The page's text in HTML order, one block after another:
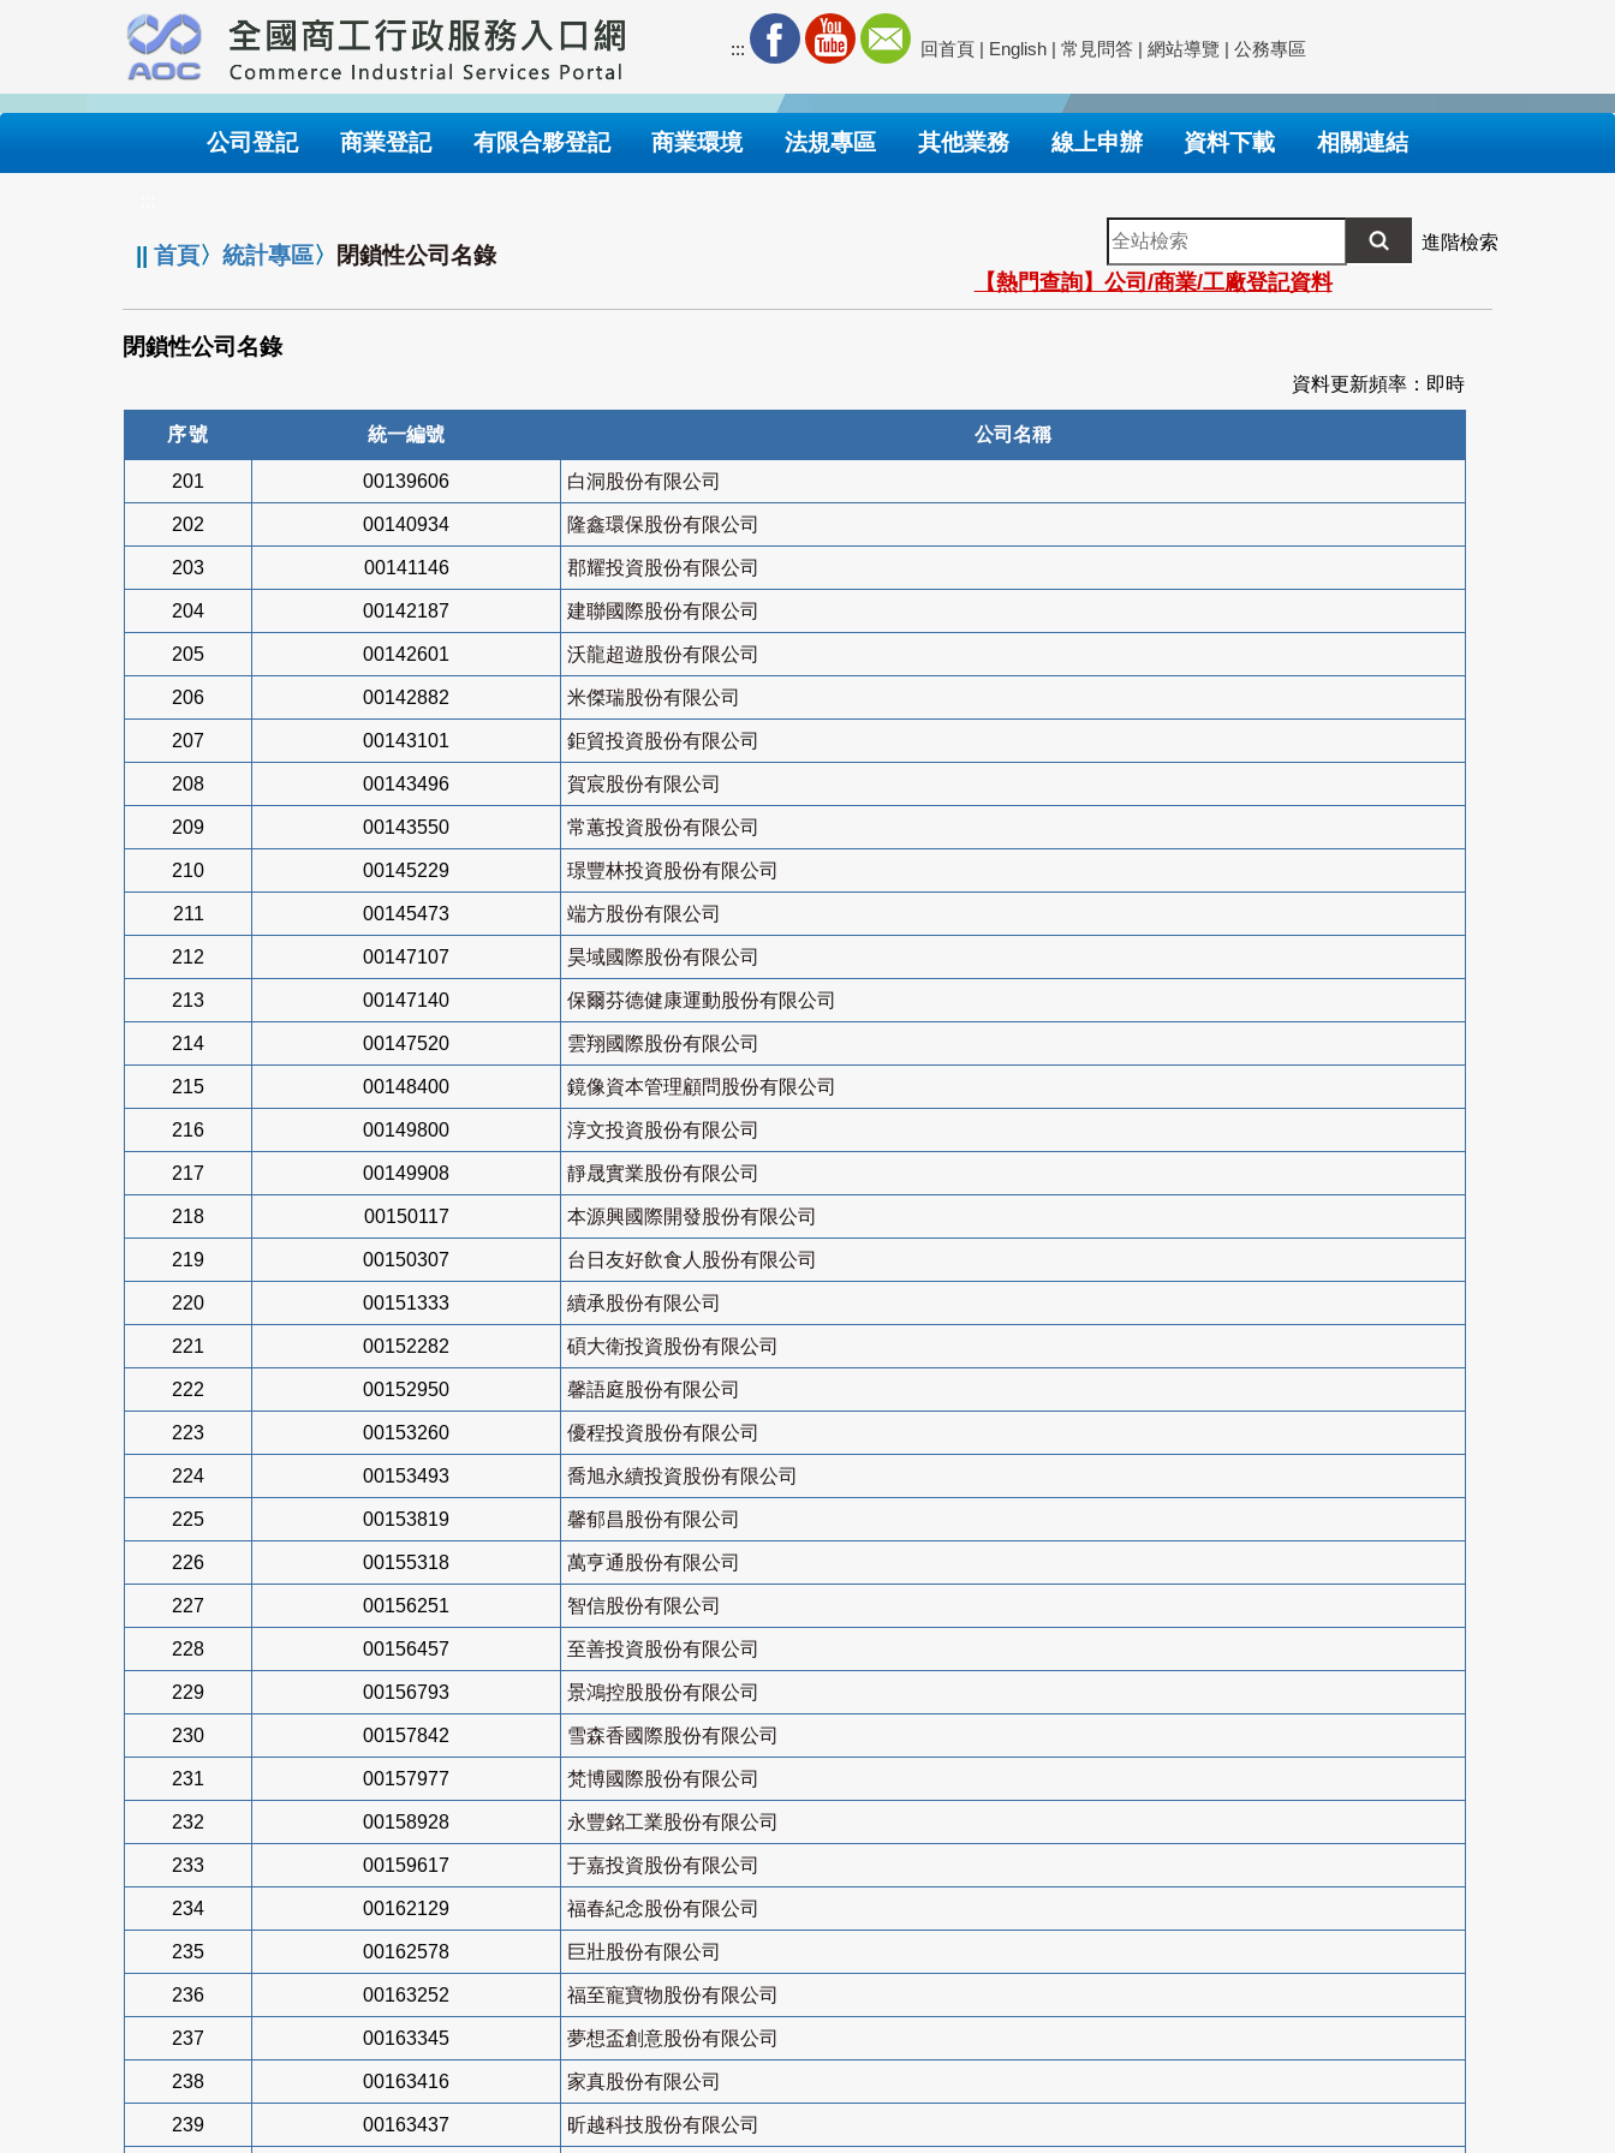
要
內
::: 回首頁 | English | 常見問答 | 網站導覽 | 公務專區
公司登記 商業登記 有限合夥登記 商業環境 法規專區 其他業務 線上申辦 資料下載 相關連結
||首頁〉統計專區〉 閉鎖性公司名錄
全
站
檢
索
進階檢索
【熱門查詢】公司/商業/工廠登記資料
閉鎖性公司名錄
資料更新頻率：即時
序號 統一編號 公司名稱
201 00139606 白洞股份有限公司
202 00140934 隆鑫環保股份有限公司
203 00141146 郡耀投資股份有限公司
204 00142187 建聯國際股份有限公司
205 00142601 沃龍超遊股份有限公司
206 00142882 米傑瑞股份有限公司
207 00143101 鉅貿投資股份有限公司
208 00143496 賀宸股份有限公司
209 00143550 常蕙投資股份有限公司
210 00145229 璟豐林投資股份有限公司
211 00145473 端方股份有限公司
212 00147107 昊域國際股份有限公司
213 00147140 保爾芬德健康運動股份有限公司
214 00147520 雲翔國際股份有限公司
215 00148400 鏡像資本管理顧問股份有限公司
216 00149800 淳文投資股份有限公司
217 00149908 靜晟實業股份有限公司
218 00150117 本源興國際開發股份有限公司
219 00150307 台日友好飲食人股份有限公司
220 00151333 續承股份有限公司
221 00152282 碩大衛投資股份有限公司
222 00152950 馨語庭股份有限公司
223 00153260 優程投資股份有限公司
224 00153493 喬旭永續投資股份有限公司
225 00153819 馨郁昌股份有限公司
226 00155318 萬亨通股份有限公司
227 00156251 智信股份有限公司
228 00156457 至善投資股份有限公司
229 00156793 景鴻控股股份有限公司
230 00157842 雪森香國際股份有限公司
231 00157977 梵博國際股份有限公司
232 00158928 永豐銘工業股份有限公司
233 00159617 于嘉投資股份有限公司
234 00162129 福春紀念股份有限公司
235 00162578 巨壯股份有限公司
236 00163252 福至寵寶物股份有限公司
237 00163345 夢想盃創意股份有限公司
238 00163416 家真股份有限公司
239 00163437 昕越科技股份有限公司